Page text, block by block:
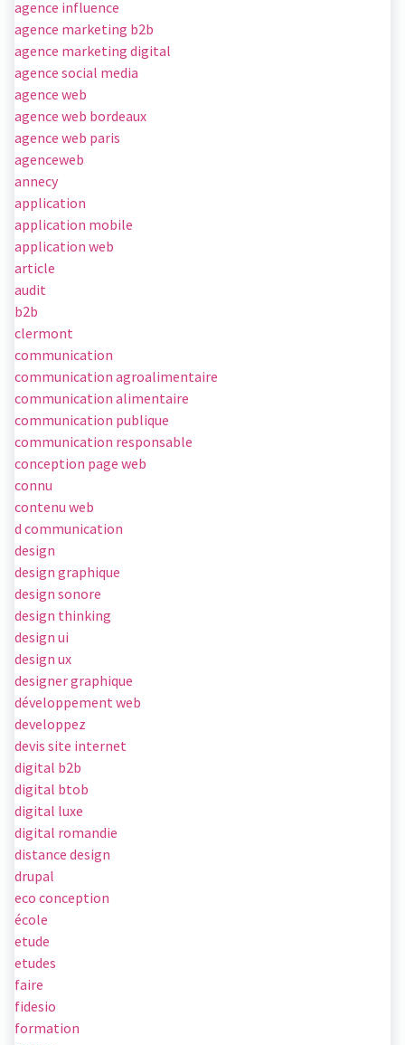
agence influence
agence marketing b2b
agence marketing digital
agence social media
agence web
agence web bordeaux
agence web paris
agenceweb
annecy
application
application mobile
application web
article
audit
b2b
clermont
communication
communication agroalimentaire
communication alimentaire
communication publique
communication responsable
conception page web
connu
contenu web
d communication
design
design graphique
design sonore
design thinking
design ui
design ux
designer graphique
développement web
developpez
devis site internet
digital b2b
digital btob
digital luxe
digital romandie
distance design
drupal
eco conception
école
etude
etudes
faire
fidesio
formation